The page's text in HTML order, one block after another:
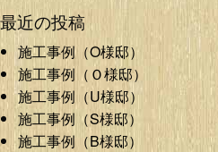
最近の投稿
施工事例（O様邸）
施工事例（Ｏ様邸）
施工事例（U様邸）
施工事例（S様邸）
施工事例（B様邸）